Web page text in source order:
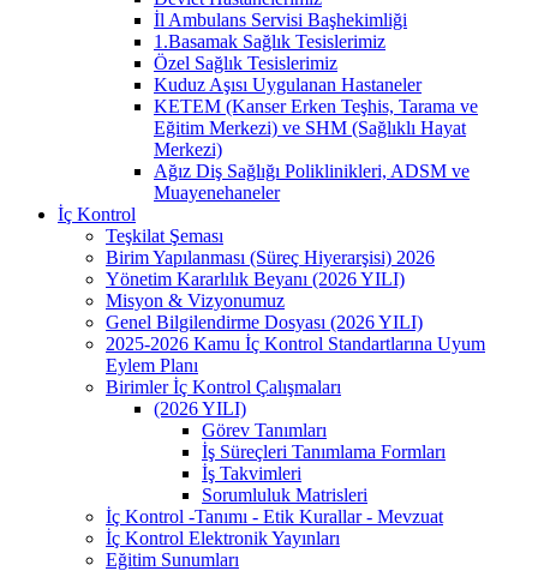
İl Ambulans Servisi Başhekimliği
1.Basamak Sağlık Tesislerimiz
Özel Sağlık Tesislerimiz
Kuduz Aşısı Uygulanan Hastaneler
KETEM (Kanser Erken Teşhis, Tarama ve
Eğitim Merkezi) ve SHM (Sağlıklı Hayat
Merkezi)
Ağız Diş Sağlığı Poliklinikleri, ADSM ve
Muayenehaneler
İç Kontrol
Teşkilat Şeması
Birim Yapılanması (Süreç Hiyerarşisi) 2026
Yönetim Kararlılık Beyanı (2026 YILI)
Misyon & Vizyonumuz
Genel Bilgilendirme Dosyası (2026 YILI)
2025-2026 Kamu İç Kontrol Standartlarına Uyum
Eylem Planı
Birimler İç Kontrol Çalışmaları
(2026 YILI)
Görev Tanımları
İş Süreçleri Tanımlama Formları
İş Takvimleri
Sorumluluk Matrisleri
İç Kontrol -Tanımı - Etik Kurallar - Mevzuat
İç Kontrol Elektronik Yayınları
Eğitim Sunumları